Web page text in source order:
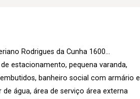
Rodrigues da Cunha 1600...
estacionamento, pequena varanda,
banheiro social com armário e
água, área de serviço área externa